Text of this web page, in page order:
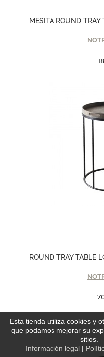
MESITA ROUND TRAY
ROUND TRAY TABLE
Esta tienda utiliza cookies y
que podamos mejorar su
sitios.
Información legal |